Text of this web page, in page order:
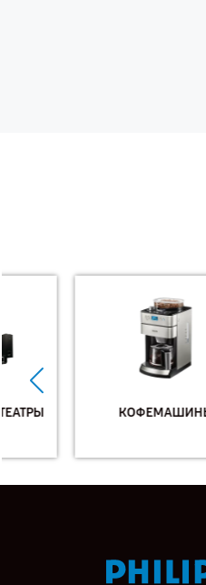
КОФЕМАШИНЫ